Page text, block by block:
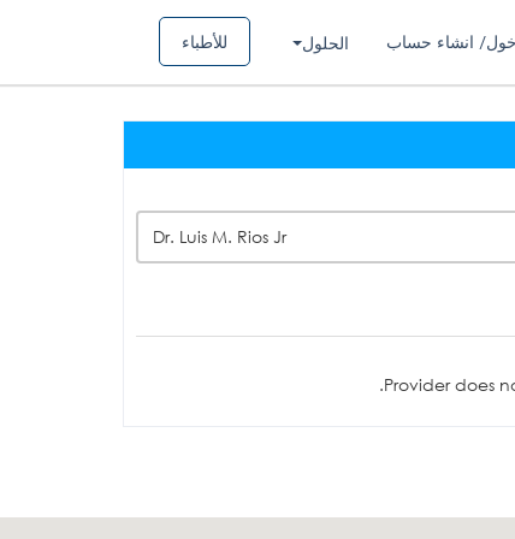
للأطباء الحلول انشاء حساب
Dr. Luis M. Rios Jr
Provider does